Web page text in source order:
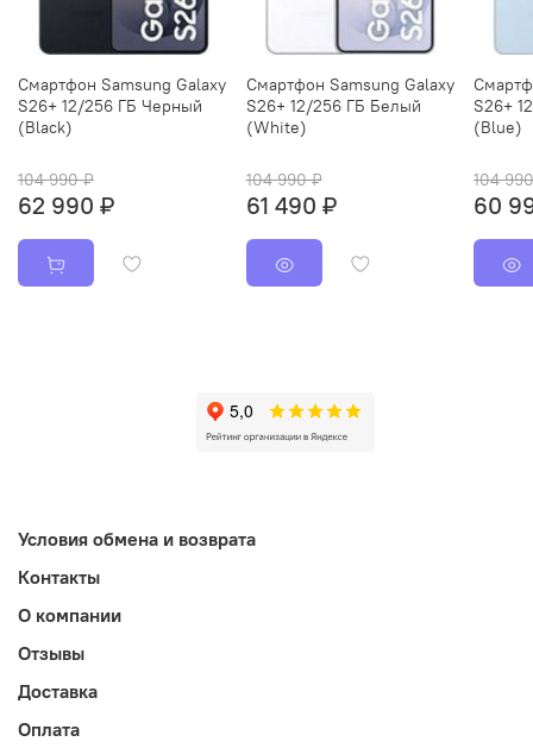
Смартфон Samsung Galaxy
S26+ 12/256 ГБ Черный
(Black)
104 990 ₽
62 990 ₽
Смартфон Samsung Galaxy
S26+ 12/256 ГБ Белый
(White)
104 990 ₽
61 490 ₽
S26+
(Blue)
104
60
Условия обмена и возврата
Контакты
О компании
Отзывы
Доставка
Оплата